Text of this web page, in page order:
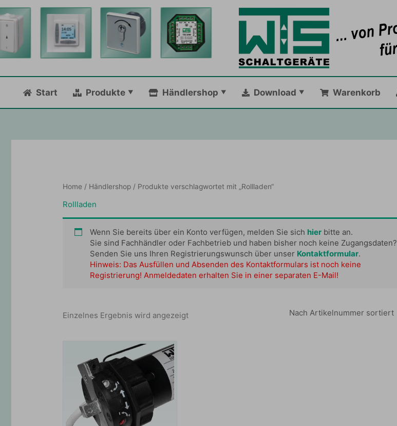
Zum
Inhalt
springen
Start Produkte Händlershop Download Warenkorb
Home / Händlershop / Produkte verschlagwortet mit „Rollladen“
Rollladen
Wenn Sie bereits über ein Konto verfügen, melden Sie sich hierbitte an.
Sie sind Fachhändler oder Fachbetrieb und haben bisher noch keine Zugangsdaten?
Senden Sie uns Ihren Registrierungswunsch über unser Kontaktformular.
Hinweis: Das Ausfüllen und Absenden des Kontaktformulars ist noch keine
Registrierung! Anmeldedaten erhalten Sie in einer separaten E-Mail!
Einzelnes Ergebnis wird angezeigt